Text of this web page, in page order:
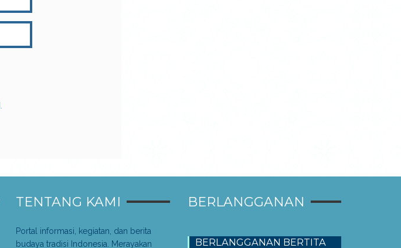
TENTANG KAMI
Portal informasi, kegiatan, dan berita
budaya tradisi Indonesia. Merayakan
BERLANGGANAN
BERLANGGANAN BERTITA